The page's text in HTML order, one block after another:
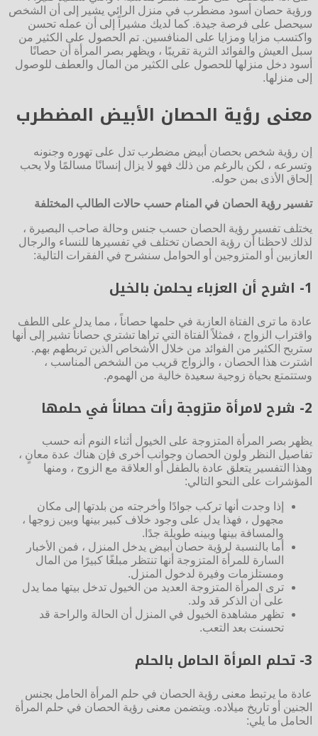
ورؤية حصان أسود مضطرب في منزل الرائي يشير إلى أن الشخص
سيحصل على فرصة جيدة. كما لديك مشيراً إلى أن عمله تحسن
واكتسب مزايا ومزايا على المنافسين. تم الحصول على الكثير من
سبل العيش والفوائد الثرية تقريبًا ، ويظهر بصر المرأة أن حصانًا
أسود دخل منزلها للحصول على الكثير من المال والعطف للوصول
إلى منزلها.
معنى رؤية الحصان الأبيض المضطرب
إن رؤية شخص بحصان أبيض مضطرب تدل على تهوره وجنونه
وتسرعه ، لكن بالرغم من ذلك فهو لا يزال إنسانًا مسالمًا ولا يحب
إلحاق الأذى بمن حوله.
تفسير رؤية الحصان في المنام حسب حالات الطالب المختلفة
يختلف تفسير رؤية الحصان حسب جنس وحالة صاحب البصيرة ،
لذلك لاحظنا أن رؤية الحصان تختلف في تفسيرها للنساء والرجال
العازبين أو المتزوجين أو الحوامل سنشرح في الفقرات التالية:
1- اشرح أن العزباء يحلمن بالخيل
عادة ما ترى الفتاة العازبة في حلمها حصاناً ، مما يدل على اللطف
واقتراب الزواج ، فمثلاً الفتاة التي تراها تشتري حصاناً تشير إلى أنها
ستربح الكثير من الفوائد من خلال الأشخاص الذين تربطهم بهم.
اشترت هذا الحصان ، والزواج قريب من الشخص المناسب ،
وستتمتع بحياة زوجية سعيدة خالية من الهموم.
2- شرح لامرأة متزوجة رأت حصاناً في حلمها
يظهر بصر المرأة المتزوجة على الخيول أثناء النوم أنه حسب
تفاصيل النظر ولون الحصان وجوانب أخرى فإن هناك عدة معانٍ ،
وهذا التفسير يتعلق عادة بالطفل أو العلاقة مع الزوج ، ومنها
المؤشرات على النحو التالي:
إذا وجدت أنها تركب جوادًا وأخرجته من بلدتها إلى مكان
مجهول ، فهذا يدل على وجود خلاف كبير بينها وبين زوجها ،
والمسافة بينها وبينه طويلة جدًا.
أما بالنسبة لرؤية حصان أبيض يدخل المنزل ، فمن الأخبار
السارة للمرأة المتزوجة أنها تنتظر مبلغًا كبيرًا من المال
ومستلزمات وفيرة لدخول المنزل.
ترى المرأة المتزوجة العديد من الخيول تدخل بيتها مما يدل
على أن الذكر قد ولد.
تظهر مشاهدة الخيول في المنزل أن الحالة والراحة قد
تحسنت بعد التعب.
3- تحلم المرأة الحامل بالحلم
عادة ما يرتبط معنى رؤية الحصان في حلم المرأة الحامل بجنس
الجنين أو تاريخ ميلاده. ويتضمن معنى رؤية الحصان في حلم المرأة
الحامل ما يلي: